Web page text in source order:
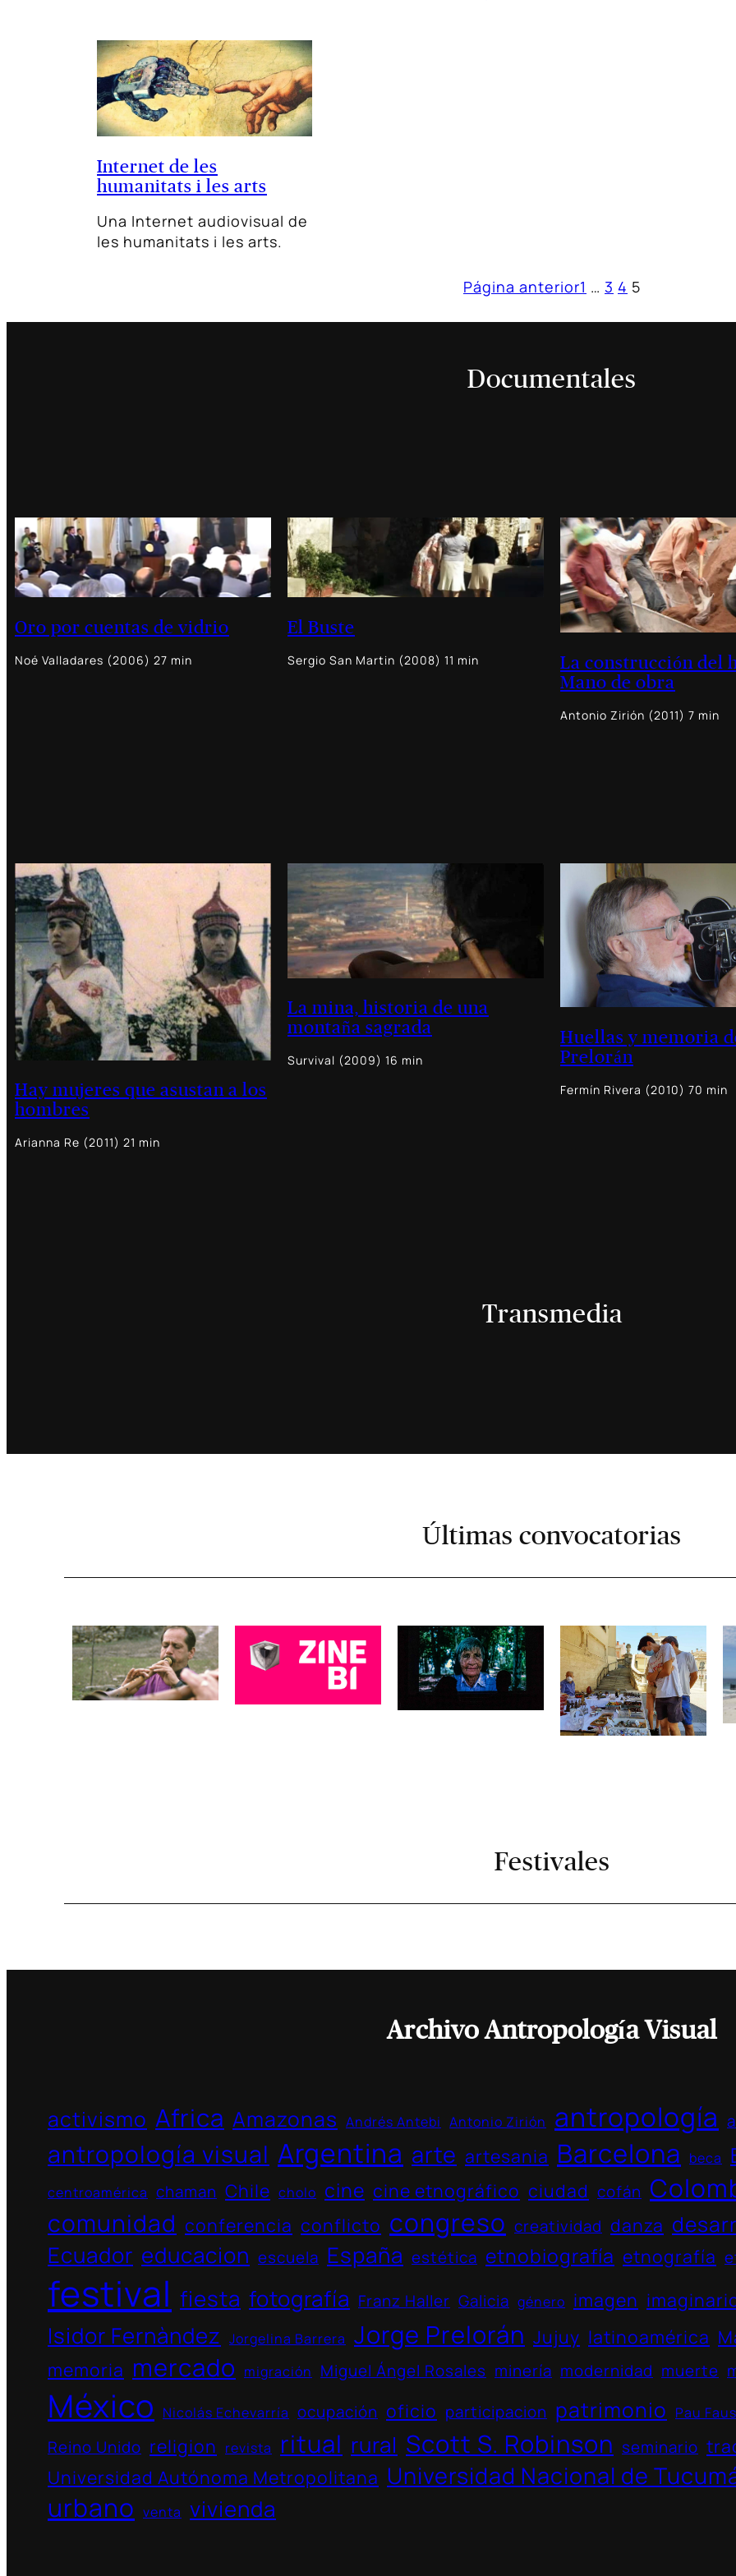
Internet de les
humanitats i les arts
Una Internet audiovisual de
les humanitats i les arts.
Página anterior1 … 3 4 5
Documentales
Oro por cuentas de vidrio
Noé Valladares (2006) 27 min
El Buste
Sergio San Martin (2008) 11 min
La construcción del
Mano de obra
Antonio Zirión (2011) 7 min
Hay mujeres que asustan a los
hombres
Arianna Re (2011) 21 min
La mina, historia de una
montaña sagrada
Survival (2009) 16 min
Huellas y memoria
Prelorán
Fermín Rivera (2010) 70 min
Transmedia
Últimas convocatorias
Festivales
Archivo Antropología Visual
activismo Africa Amazonas Andrés Antebi Antonio Zirión antropología
antropología visual Argentina arte artesania Barcelona beca
centroamérica chaman Chile cholo cine cine etnográfico ciudad cofán
comunidad conferencia conflicto congreso creatividad danza
Ecuador educacion escuela España estética etnobiografía etnografía
festival fiesta fotografía Franz Haller Galicia género imagen
Isidor Fernàndez Jorgelina Barrera Jorge Prelorán Jujuy latinoamérica
memoria mercado migración Miguel Ángel Rosales minería modernidad muerte
México Nicolás Echevarría ocupación oficio participacion patrimonio Pau Faus
Reino Unido religion revista ritual rural Scott S. Robinson seminario
Universidad Autónoma Metropolitana Universidad Nacional de
urbano venta vivienda